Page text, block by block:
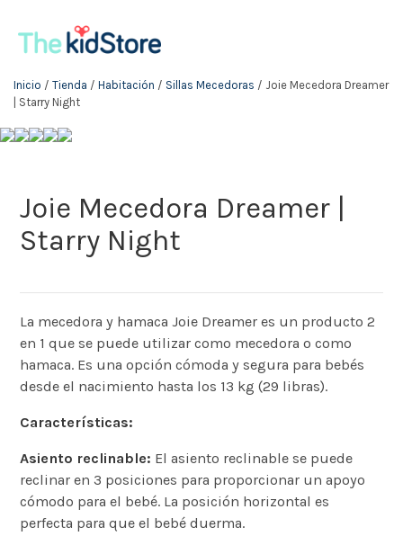
Inicio / Tienda / Habitación / Sillas Mecedoras / Joie Mecedora Dreamer
| Starry Night
Joie Mecedora Dreamer |
Starry Night
La mecedora y hamaca Joie Dreamer es un producto 2
en 1 que se puede utilizar como mecedora o como
hamaca. Es una opción cómoda y segura para bebés
desde el nacimiento hasta los 13 kg (29 libras).
Características:
Asiento reclinable: El asiento reclinable se puede
reclinar en 3 posiciones para proporcionar un apoyo
cómodo para el bebé. La posición horizontal es
perfecta para que el bebé duerma.